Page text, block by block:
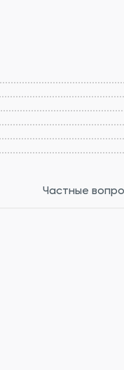
Частные